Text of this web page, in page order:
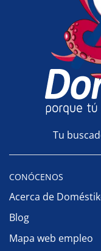
Tu
CONÓCENOS
Acerca de
Blog
Mapa web empleo